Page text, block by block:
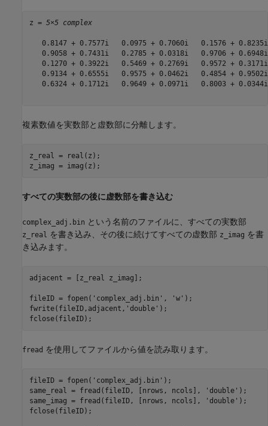
z = 5×5 complex
0.8147 + 0.7577i   0.0975 + 0.7060i   0.1576 +
0.9058 + 0.7431i   0.2785 + 0.0318i   0.9706 +
0.1270 + 0.3922i   0.5469 + 0.2769i   0.9572 +
0.9134 + 0.6555i   0.9575 + 0.0462i   0.4854 +
0.6324 + 0.1712i   0.9649 + 0.0971i   0.8003 +
複素数値を実数部と虚数部に分離します。
z_real = real(z);
z_imag = imag(z);
すべての実数部の後に虚数部を書き込む
complex_adj.bin という名前のファイルに、すべての実数部
z_real を書き込み、その後に続けてすべての虚数部 z_imag を書
き込みます。
adjacent = [z_real z_imag];
fileID = fopen( 'complex_adj.bin' , 'w' );
fwrite(fileID,adjacent, 'double' );
fclose(fileID);
fread を使用してファイルから値を読み取ります。
fileID = fopen( 'complex_adj.bin' );
same_real = fread(fileID, [nrows, ncols],
'double' );
same_imag = fread(fileID, [nrows, ncols],
'double' );
fclose(fileID);